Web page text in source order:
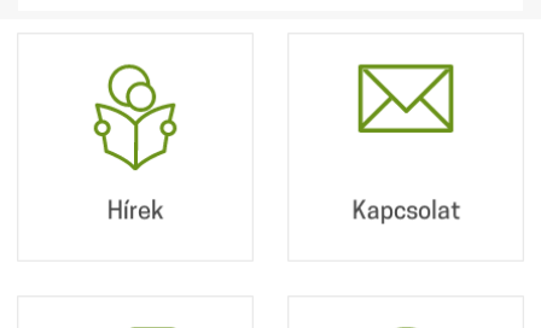
Hírek
Hírek
Kapcsolat
Kapcsolat
+36 29 340 010